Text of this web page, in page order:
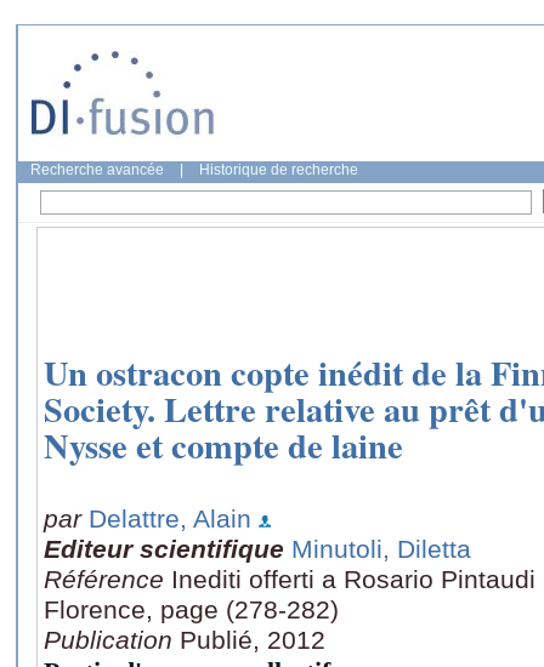
Recherche avancée Historique de recherche
Un ostracon copte inédit de la
Society. Lettre relative au prêt
Nysse et compte de laine
par Delattre, Alain
Editeur scientifique Minutoli, Diletta
Référence Inediti offerti a Rosario
Florence, page (278-282)
Publication Publié, 2012